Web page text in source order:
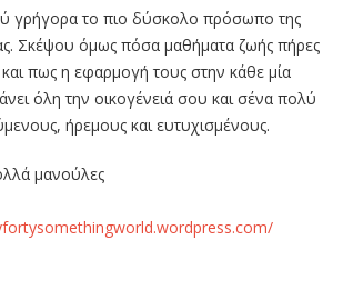
γρήγορα το πιο δύσκολο πρόσωπο της
Σκέψου όμως πόσα μαθήματα ζωής πήρες
πως η εφαρμογή τους στην κάθε μία
όλη την οικογένειά σου και σένα πολύ
ήρεμους και ευτυχισμένους.
μανούλες